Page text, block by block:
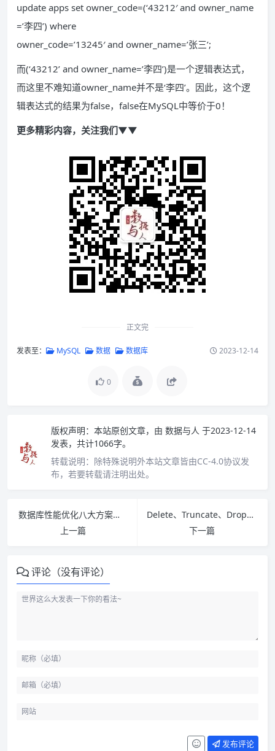
update apps set owner_code=(‘43212′ and owner_name
=’李四’) where
owner_code=’13245′ and owner_name=’张三’;
而(‘43212’ and owner_name=’李四’)是一个逻辑表达式，
而这里不难知道owner_name并不是‘李四’。因此，这个逻
辑表达式的结果为false，false在MySQL中等价于0！
更多精彩内容，关注我们▼▼
正文完
发表至： MySQL 数据 数据库 2023-12-14
0
版权声明： 本站原创文章，由 数据与人 于2023-12-14
发表，共计1066字。
转载说明： 除特殊说明外本站文章皆由CC-4.0协议发
布，若要转载请注明出处。
数据库性能优化八大方案，你知道几个？
上一篇
Delete、Truncate、Drop，千万别用错了。
下一篇
评论（没有评论）
发布评论